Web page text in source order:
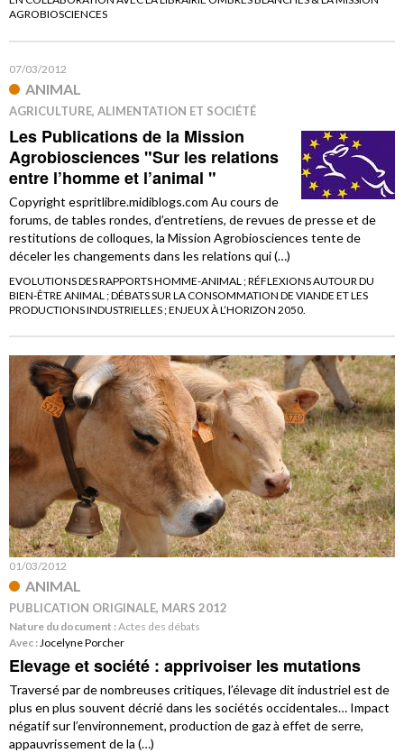
AGROBIOSCIENCES
07/03/2012
ANIMAL
AGRICULTURE, ALIMENTATION ET SOCIÉTÉ
Les Publications de la Mission
Agrobiosciences "Sur les relations
entre l’homme et l’animal "
Copyright espritlibre.midiblogs.com Au cours de
forums, de tables rondes, d’entretiens, de revues de presse et de
restitutions de colloques, la Mission Agrobiosciences tente de
déceler les changements dans les relations qui (…)
EVOLUTIONS DES RAPPORTS HOMME-ANIMAL ; RÉFLEXIONS AUTOUR DU
BIEN-ÊTRE ANIMAL ; DÉBATS SUR LA CONSOMMATION DE VIANDE ET LES
PRODUCTIONS INDUSTRIELLES ; ENJEUX À L’HORIZON 2050.
01/03/2012
ANIMAL
PUBLICATION ORIGINALE, MARS 2012
Nature du document :Actes des débats
Avec :Jocelyne Porcher
Elevage et société : apprivoiser les mutations
Traversé par de nombreuses critiques, l’élevage dit industriel est de
plus en plus souvent décrié dans les sociétés occidentales… Impact
négatif sur l’environnement, production de gaz à effet de serre,
appauvrissement de la (…)